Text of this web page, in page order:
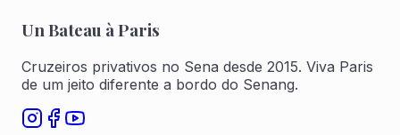
Un Bateau à Paris
Cruzeiros privativos no Sena desde 2015. Viva Paris
de um jeito diferente a bordo do Senang.